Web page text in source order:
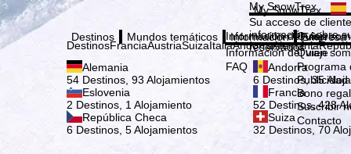
My SnowTrex
My SnowTrex
Su acceso de
información sobre
reservados.
Destinos
DestinosFranciaAustriaSuizaItaliaAndorraAlemania
Alemania
54 Destinos, 93 Alojamientos
Andorra
6 Destinos, 35
Eslovenia
2 Destinos, 1 Alojamiento
Francia
52 Destinos, 428
República Checa
6 Destinos, 5 Alojamientos
Suiza
32 Destinos, 70
Mundos temáticos Información
Información del viaje
Información del viaje
FAQ
Empresa
Quien
Quien
Programa
Bono
Suscribir
Contacto